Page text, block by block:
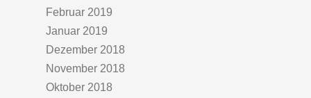
Februar 2019
Januar 2019
Dezember 2018
November 2018
Oktober 2018